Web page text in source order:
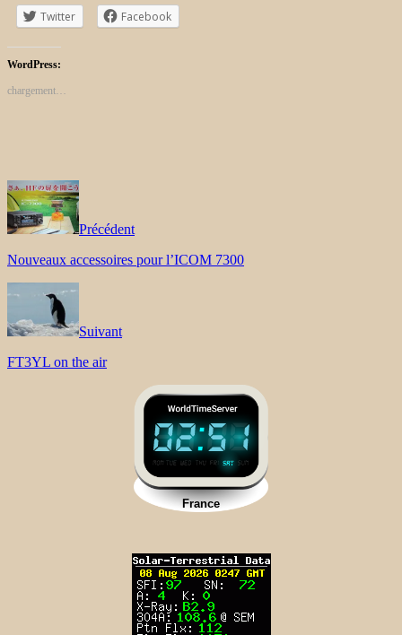
Twitter Facebook
WordPress:
chargement…
Précédent
Nouveaux accessoires pour l’ICOM 7300
Suivant
FT3YL on the air